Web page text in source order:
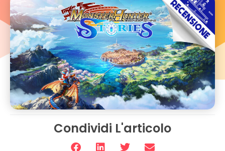
Condividi L'articolo